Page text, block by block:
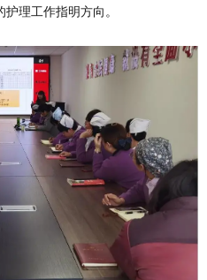
理工作指明方向。